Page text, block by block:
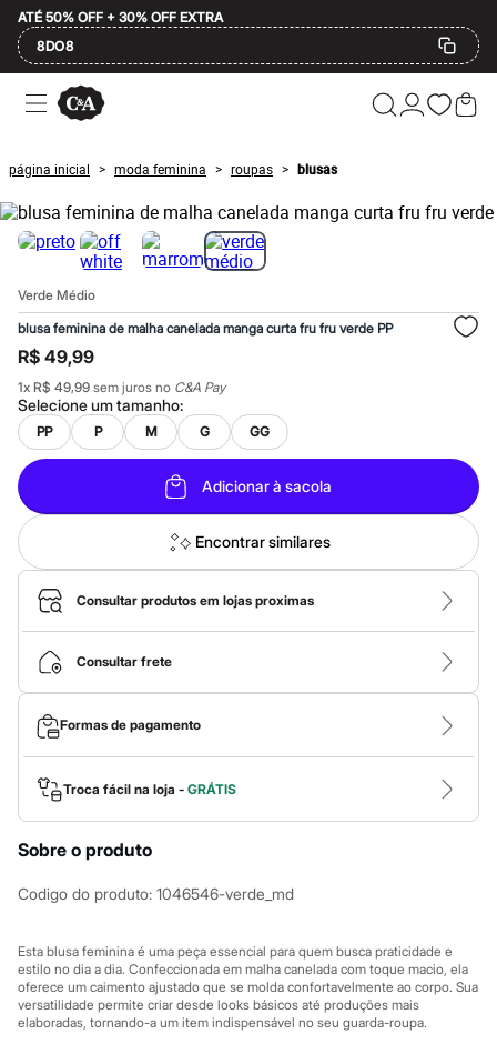
ATÉ 50% OFF + 30% OFF EXTRA
8DO8
Ofertas
Compre por Departamento
Masculino
Infantil
Calçados
Mindse7
Plus Size
Até 20% off
Até 60% off
A partir de 60% off
Feminino
Em alta
Inverno
Alfaiataria
Novidades
Roupas
Blusas e Camisetas
Básicos
Calças
Casacos e Jaquetas
Jeans
Macacões
Saias
Shorts e Bermudas
Vestidos
Bolsas
Bonés e Chapéus
Bijoux
Cintos
Óculos
Relógios
Calçados
Botas
Chinelos
Rasteirinhas
Sandálias
Sapatilhas
Tênis
City
Clock House
Mindset
Sawary
Yessica
página inicial > moda feminina > roupas > blusas
Verde Médio
blusa feminina de malha canelada manga curta fru fru verde PP
R$ 49,99
1x R$ 49,99 sem juros no C&A Pay
Selecione umtamanho:
PP P M G GG
Adicionar à sacola
Encontrar similares
Consultar produtos em lojas proximas
Consultar frete
Formas de pagamento
Troca fácil na loja - GRÁTIS
Sobre o produto
Codigo do produto: 1046546-verde_md
Esta blusa feminina é uma peça essencial para quem busca praticidade e
estilo no dia a dia. Confeccionada em malha canelada com toque macio, ela
oferece um caimento ajustado que se molda confortavelmente ao corpo. Sua
versatilidade permite criar desde looks básicos até produções mais
elaboradas, tornando-a um item indispensável no seu guarda-roupa.